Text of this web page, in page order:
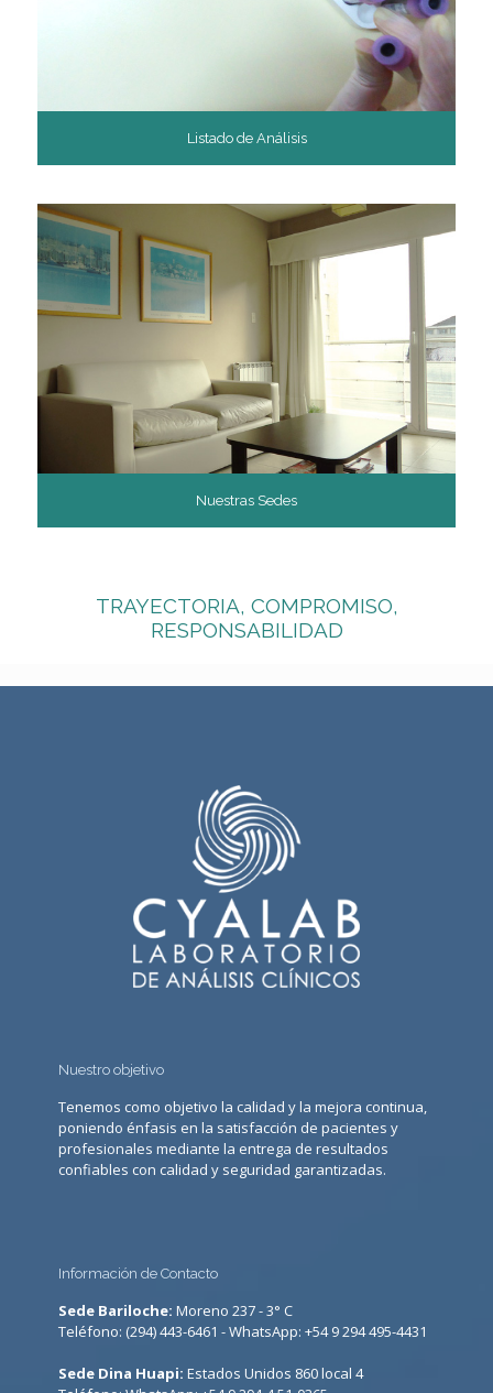
Listado de Análisis
Nuestras Sedes
TRAYECTORIA, COMPROMISO,
RESPONSABILIDAD
Nuestro objetivo
Tenemos como objetivo la calidad y la mejora continua,
poniendo énfasis en la satisfacción de pacientes y
profesionales mediante la entrega de resultados
confiables con calidad y seguridad garantizadas.
Información de Contacto
Sede Bariloche: Moreno 237 - 3° C
Teléfono: (294) 443-6461 - WhatsApp: +54 9 294 495-4431
Sede Dina Huapi: Estados Unidos 860 local 4